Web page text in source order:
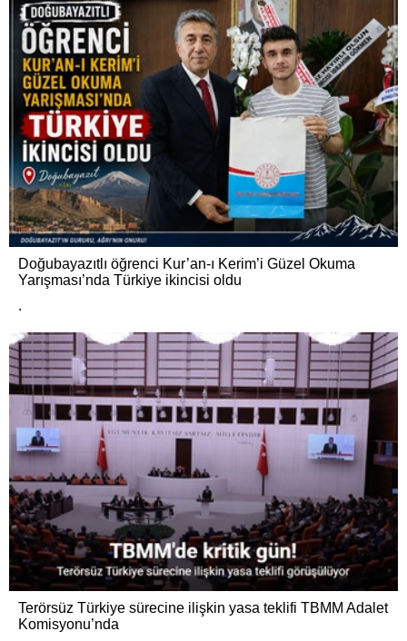
Doğubayazıtlı öğrenci Kur’an-ı Kerim’i Güzel Okuma
Yarışması’nda Türkiye ikincisi oldu
.
Terörsüz Türkiye sürecine ilişkin yasa teklifi TBMM Adalet
Komisyonu’nda